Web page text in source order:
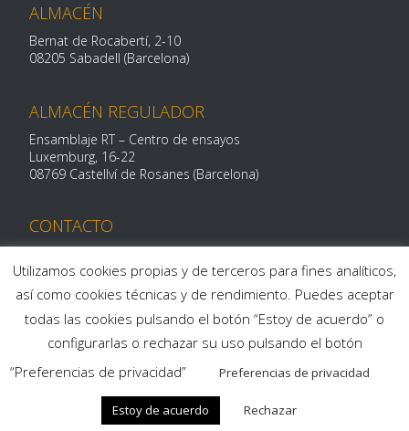
ALMACÉN
Bernat de Rocabertí, 2-10
08205 Sabadell (Barcelona)
ALMACÉN REGULADOR
Ensamblaje RT – Centro de ensayos
Luxemburg, 16-22
08769 Castellví de Rosanes (Barcelona)
CONTACTO
Telf: 93 712 29 11
centroalum@centroalum.com
Política de privacidad|Política de cookies
Canal de denuncias
Utilizamos cookies propias y de terceros para fines analíticos,
así como cookies técnicas y de rendimiento. Puedes aceptar
todas las cookies pulsando el botón “Estoy de acuerdo” o
configurarlas o rechazar su uso pulsando el botón
“Preferencias de privacidad”
Preferencias de privacidad
Estoy de acuerdo Rechazar